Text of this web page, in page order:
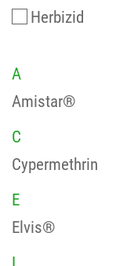
Herbizid
A
Amistar®
C
Cypermethrin
E
Elvis®